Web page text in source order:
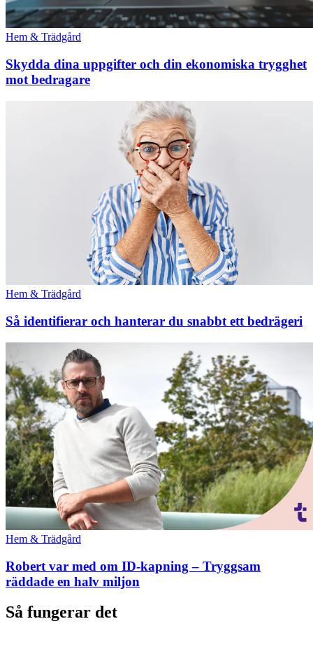
Hem & Trädgård
Skydda dina uppgifter och din ekonomiska trygghet
mot bedragare
Hem & Trädgård
Så identifierar och hanterar du snabbt ett bedrägeri
Hem & Trädgård
Robert var med om ID-kapning – Tryggsam
räddade en halv miljon
Så fungerar det